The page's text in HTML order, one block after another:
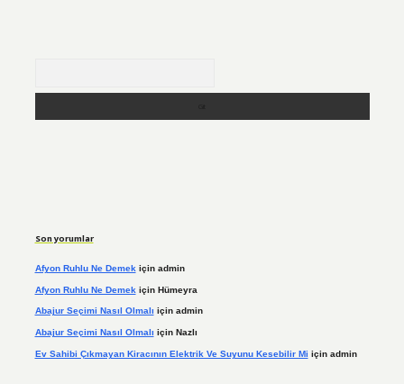
Son yorumlar
Afyon Ruhlu Ne Demek için admin
Afyon Ruhlu Ne Demek için Hümeyra
Abajur Seçimi Nasıl Olmalı için admin
Abajur Seçimi Nasıl Olmalı için Nazlı
Ev Sahibi Çıkmayan Kiracının Elektrik Ve Suyunu Kesebilir Mi için admin